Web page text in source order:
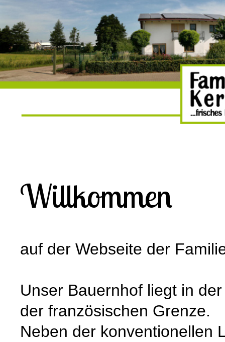
Willkommen
auf der Webseite der
Unser Bauernhof liegt in
der französischen Grenze.
Neben der konventionellen